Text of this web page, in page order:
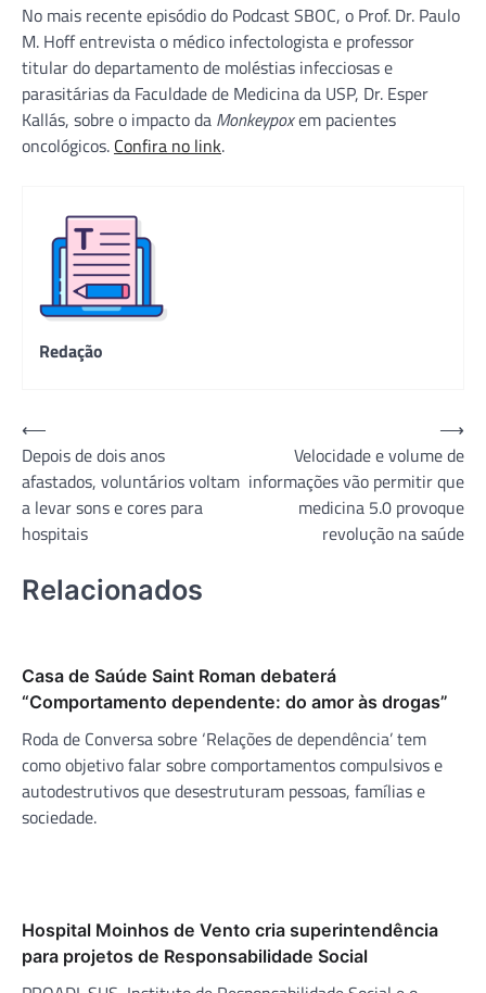
No mais recente episódio do Podcast SBOC, o Prof. Dr. Paulo
M. Hoff entrevista o médico infectologista e professor
titular do departamento de moléstias infecciosas e
parasitárias da Faculdade de Medicina da USP, Dr. Esper
Kallás, sobre o impacto da Monkeypoxem pacientes
oncológicos. Confira no link.
Redação
Navegação
de
Post
⟵
Depois de dois anos
afastados, voluntários voltam
a levar sons e cores para
hospitais
Velocidade e volume de
informações vão permitir que
medicina 5.0 provoque
revolução na saúde
⟶
Relacionados
Casa de Saúde Saint Roman debaterá
“Comportamento dependente: do amor às drogas”
Roda de Conversa sobre ‘Relações de dependência’ tem
como objetivo falar sobre comportamentos compulsivos e
autodestrutivos que desestruturam pessoas, famílias e
sociedade.
Hospital Moinhos de Vento cria superintendência
para projetos de Responsabilidade Social